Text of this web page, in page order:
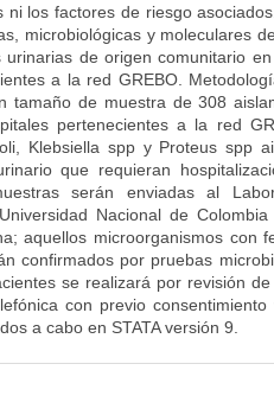
los factores de riesgo
microbiológicas y moleculares
de origen comunitario en
a la red GREBO.
de muestra de 308
pertenecientes a la red
Klebsiella spp y Proteus spp
que requieran
serán enviadas al
Nacional de Colombia
aquellos microorganismos con
confirmados por pruebas
se realizará por revisión
con previo consentimiento
a cabo en STATA versión 9.